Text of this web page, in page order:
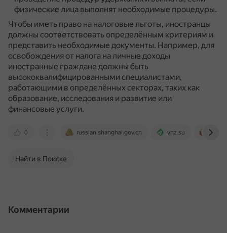
физические лица выполнят необходимые процедуры.
Чтобы иметь право на налоговые льготы, иностранцы
должны соответствовать определённым критериям и
представить необходимые документы. Например, для
освобождения от налога на личные доходы
иностранные граждане должны быть
высококвалифицированными специалистами,
работающими в определённых секторах, таких как
образование, исследования и развитие или
финансовые услуги.
0 russian.shanghai.gov.cn vnz.su
Найти в Поиске
Комментарии